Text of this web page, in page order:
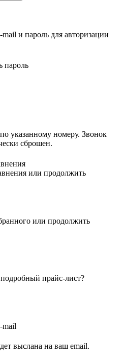
и пароль для авторизации
указанному номеру. Звонок
сброшен.
или продолжить
или продолжить
прайс-лист?
выслана на ваш email.